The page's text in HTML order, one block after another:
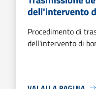
dell'intervento
Procedimento di
dell'intervento di